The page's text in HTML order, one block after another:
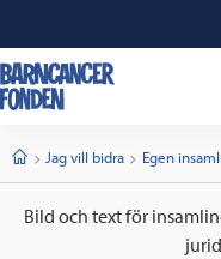
StartJag vill bidra Egen
Bild och text för